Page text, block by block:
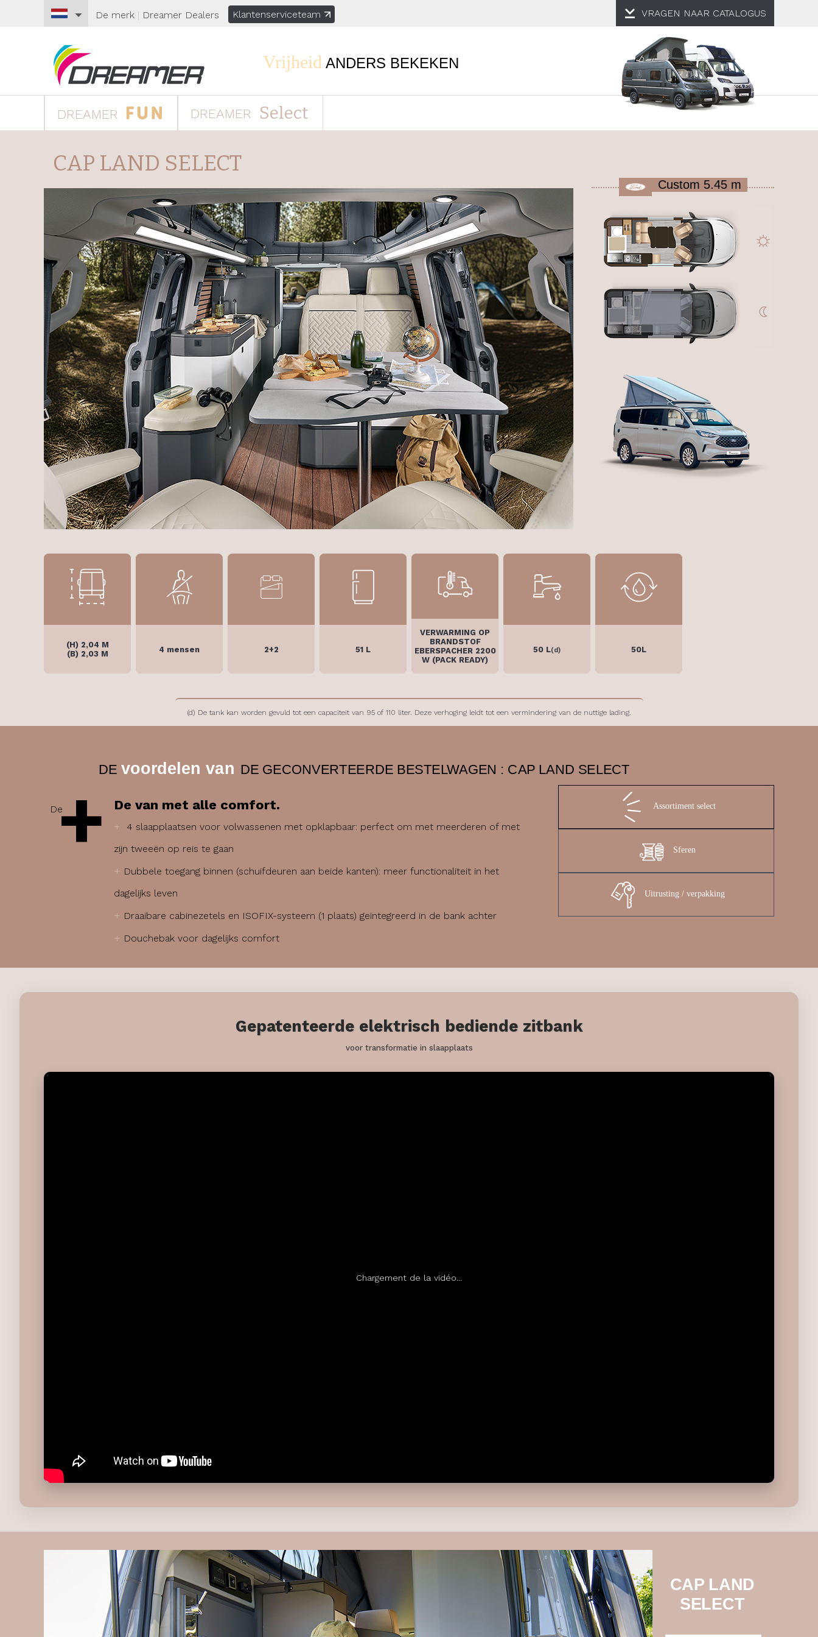
VRAGEN NAAR CATALOGUS
De merk | Dreamer Dealers Klantenserviceteam
Vrijheid ANDERS BEKEKEN
DREAMER DREAMER Select
CAP LAND SELECT
Custom 5.45 m
(H) 2,04 M
(B) 2,03 M
4 mensen 2+2 51 L
VERWARMING OP
BRANDSTOF
EBERSPACHER 2200
W (PACK READY)
50 L(d) 50L
(d) De tank kan worden gevuld tot een capaciteit van 95 of 110 liter. Deze verhoging leidt tot een vermindering van de nuttige lading.
DE voordelen van DE GECONVERTEERDE BESTELWAGEN : CAP LAND SELECT
De+ De van met alle comfort.
+
4 slaapplaatsen voor volwassenen met opklapbaar: perfect om met meerderen of met
zijn tweeën op reis te gaan
+ Dubbele toegang binnen (schuifdeuren aan beide kanten): meer functionaliteit in het
dagelijks leven
+ Draaibare cabinezetels en ISOFIX-systeem (1 plaats) geïntegreerd in de bank achter
+ Douchebak voor dagelijks comfort
Assortiment select
Sferen
Uitrusting / verpakking
Gepatenteerde elektrisch bediende zitbank
voor transformatie in slaapplaats
Chargement de la vidéo...
CAP LAND
SELECT